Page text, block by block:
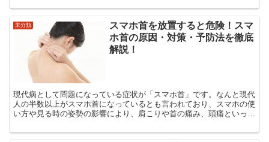
未分類
スマホ首を放置すると危険！スマ
ホ首の原因・対策・予防法を徹底
解説！
現代病として問題になっている症状が「スマホ首」です。なんと現代
人の半数以上がスマホ首になっているとも言われており、スマホの使
い方や見る時の姿勢の影響により、肩こりや首の痛み、頭痛といった